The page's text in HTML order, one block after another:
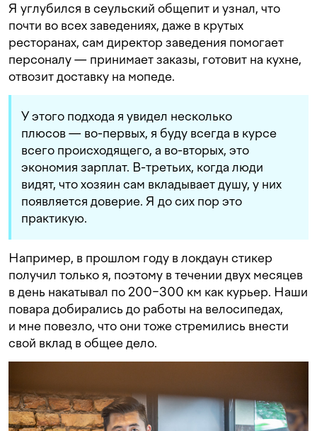
Я углубился в сеульский общепит и узнал, что
почти во всех заведениях, даже в крутых
ресторанах, сам директор заведения помогает
персоналу — принимает заказы, готовит на кухне,
отвозит доставку на мопеде.
У этого подхода я увидел несколько
плюсов — во-первых, я буду всегда в курсе
всего происходящего, а во-вторых, это
экономия зарплат. В-третьих, когда люди
видят, что хозяин сам вкладывает душу, у них
появляется доверие. Я до сих пор это
практикую.
Например, в прошлом году в локдаун стикер
получил только я, поэтому в течении двух месяцев
в день накатывал по 200−300 км как курьер. Наши
повара добирались до работы на велосипедах,
и мне повезло, что они тоже стремились внести
свой вклад в общее дело.